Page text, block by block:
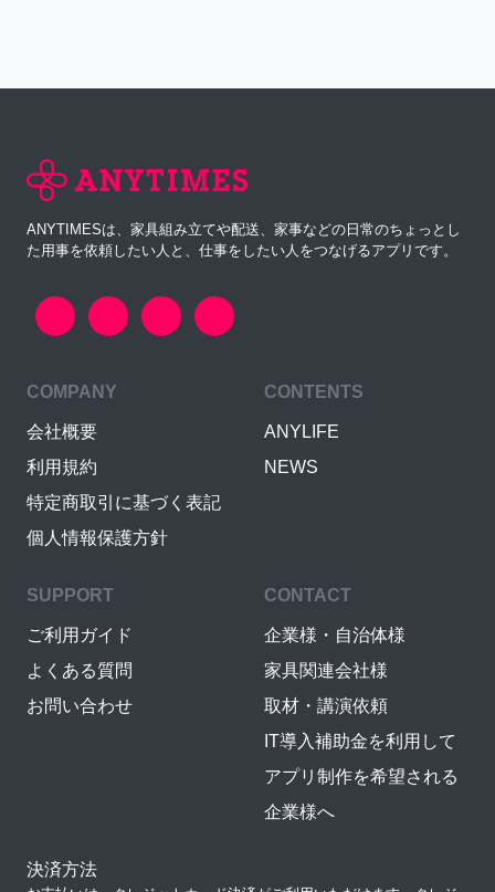
ANYTIMESは、家具組み立てや配送、家事などの日常のちょっとし
た用事を依頼したい人と、仕事をしたい人をつなげるアプリです。
COMPANY
会社概要
利用規約
特定商取引に基づく表記
個人情報保護方針
CONTENTS
ANYLIFE
NEWS
SUPPORT
ご利用ガイド
よくある質問
お問い合わせ
CONTACT
企業様・自治体様
家具関連会社様
取材・講演依頼
IT導入補助金を利用して
アプリ制作を希望される
企業様へ
決済方法